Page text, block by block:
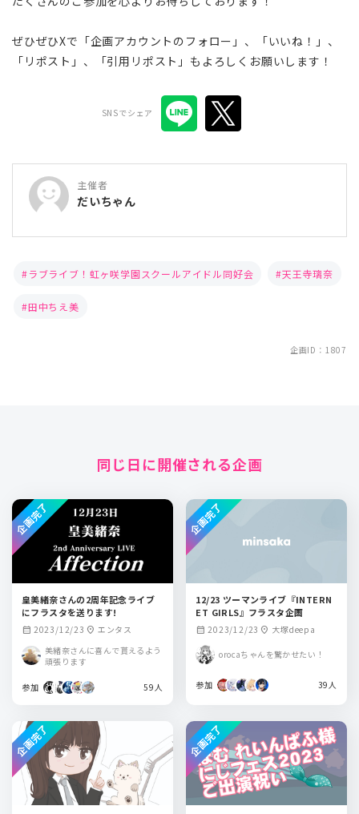
ぜひぜひXで「企画アカウントのフォロー」、「いいね！」、
「リポスト」、「引用リポスト」もよろしくお願いします！
SNSでシェア
主催者
だいちゃん
ラブライブ！虹ヶ咲学園スクールアイドル同好会 天王寺璃奈
田中ちえ美
企画ID：1807
同じ日に開催される企画
皇美緒奈さんの2周年記念ライブ
にフラスタを送ります!
calendar_month 2023/12/23 location_on エンタス
美緒奈さんに喜んで貰えるよう
頑張ります
参加 59人
企画完了
12/23 ツーマンライブ『INTERN
ET GIRLS』フラスタ企画
calendar_month 2023/12/23 location_on 大塚deepa
orocaちゃんを驚かせたい！
参加 39人
企画完了
企画完了 企画完了